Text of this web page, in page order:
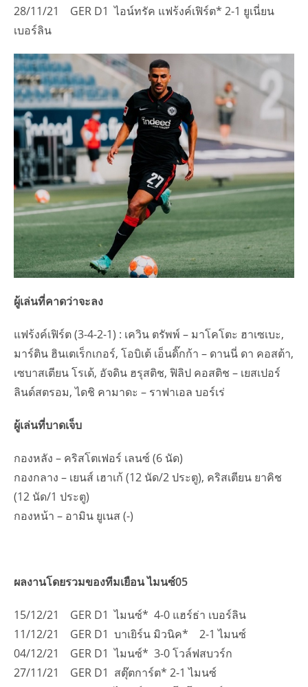
28/11/21 GER D1 ไอน์ทรัค แฟร้งค์เฟิร์ต* 2-1 ยูเนี่ยน
เบอร์ลิน
ผู้เล่นที่คาดว่าจะลง
แฟร้งค์เฟิร์ต (3-4-2-1) : เควิน ตรัพพ์ – มาโคโตะ ฮาเซเบะ,
มาร์ติน ฮินเตเร็กเกอร์, โอบิเต้ เอ็นดิ๊กก้า – ดานนี่ ดา คอสต้า,
เซบาสเตียน โรเด้, อัจดิน ฮรุสติช, ฟิลิป คอสติช – เยสเปอร์
ลินด์สตรอม, ไดชิ คามาดะ – ราฟาเอล บอร์เร่
ผู้เล่นที่บาดเจ็บ
กองหลัง – คริสโตเฟอร์ เลนซ์ (6 นัด)
กองกลาง – เยนส์ เฮาเก้ (12 นัด/2 ประตู), คริสเตียน ยาคิช
(12 นัด/1 ประตู)
กองหน้า – อามิน ยูเนส (-)
ผลงานโดยรวมของทีมเยือน ไมนซ์05
15/12/21 GER D1 ไมนซ์* 4-0 แฮร์ธ่า เบอร์ลิน
11/12/21 GER D1 บาเยิร์น มิวนิค* 2-1 ไมนซ์
04/12/21 GER D1 ไมนซ์* 3-0 โวล์ฟสบวร์ก
27/11/21 GER D1 สตุ๊ตการ์ต* 2-1 ไมนซ์